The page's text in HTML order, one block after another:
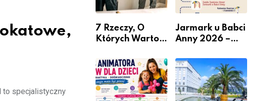
to specjalistyczny
7 Rzeczy, O
Których Warto
Remontem
Mieszkania
Jarmark u Babci
Anny 2026 –